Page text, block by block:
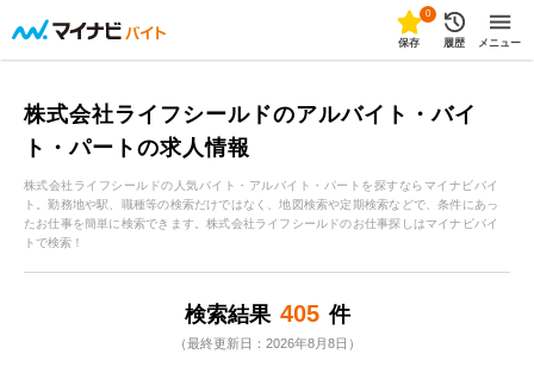
0
保存 履歴 メニュー
株式会社ライフシールドのアルバイト・バイ
ト・パートの求人情報
株式会社ライフシールドの人気バイト・アルバイト・パートを探すならマイナビバイ
ト。勤務地や駅、職種等の検索だけではなく、地図検索や定期検索などで、条件にあっ
たお仕事を簡単に検索できます。株式会社ライフシールドのお仕事探しはマイナビバイ
トで検索！
検索結果 405 件
（最終更新日：2026年8月8日）